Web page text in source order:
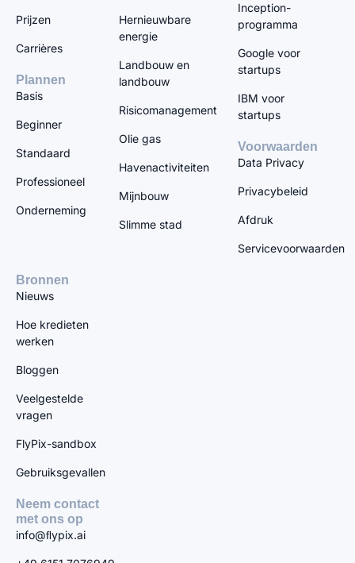
Prijzen
Carrières
Plannen
Basis
Beginner
Standaard
Professioneel
Onderneming
Hernieuwbare
energie
Landbouw en
landbouw
Risicomanagement
Olie gas
Havenactiviteiten
Mijnbouw
Slimme stad
Inception-
programma
Google voor
startups
IBM voor
startups
Voorwaarden
Data Privacy
Privacybeleid
Afdruk
Servicevoorwaarden
Bronnen
Nieuws
Hoe kredieten
werken
Bloggen
Veelgestelde
vragen
FlyPix-sandbox
Gebruiksgevallen
Neem contact
met ons op
info@ﬂypix.ai